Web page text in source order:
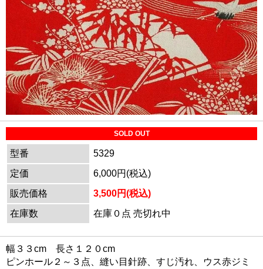
SOLD OUT
型番
5329
定価
6,000円(税込)
販売価格
3,500円(税込)
在庫数
在庫０点 売切れ中
幅３３cm 長さ１２０cm
ピンホール２～３点、縫い目針跡、すじ汚れ、ウス赤ジミ